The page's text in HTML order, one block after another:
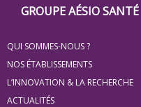
Groupe
Eovi
pour
les
GROUPE AÉSIO SANTÉ
QUI SOMMES-NOUS ?
NOS ÉTABLISSEMENTS
L’INNOVATION & LA RECHERCHE
ACTUALITÉS